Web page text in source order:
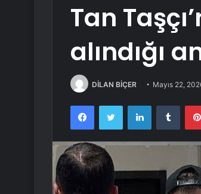
Tan
alındığı
DİLAN BİÇER Mayıs 22,
FacebookTwitter LinkedIn